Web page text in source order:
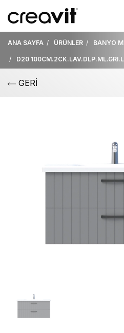
ANA SAYFA ÜRÜNLER BANYO
D20
GERİ